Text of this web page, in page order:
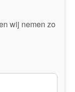
wij nemen zo